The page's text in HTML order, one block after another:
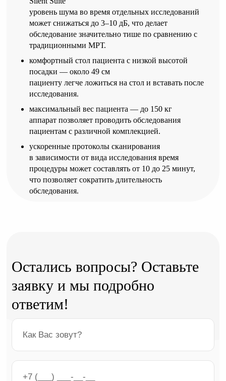
уровень шума во время отдельных исследований
может снижаться до 3–10 дБ, что делает
обследование значительно тише по сравнению с
традиционными МРТ.
комфортный стол пациента с низкой высотой
посадки — около 49 см
пациенту легче ложиться на стол и вставать после
исследования.
максимальный вес пациента — до 150 кг
аппарат позволяет проводить обследования
пациентам с различной комплекцией.
ускоренные протоколы сканирования
в зависимости от вида исследования время
процедуры может составлять от 10 до 25 минут,
что позволяет сократить длительность
обследования.
Остались вопросы? Оставьте
заявку и мы подробно
ответим!